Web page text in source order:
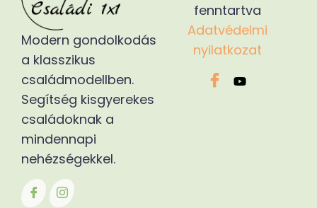
Modern gondolkodás
a klasszikus
családmodellben.
Segítség kisgyerekes
családoknak a
mindennapi
nehézségekkel.
fenntartva
Adatvédelmi
nyilatkozat